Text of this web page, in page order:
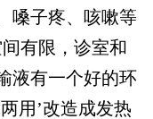
嗓子疼、咳嗽等
有限，诊室和
液有一个好的环
用’改造成发热